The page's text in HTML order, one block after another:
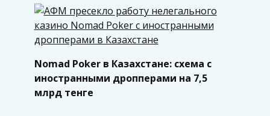
Nomad Poker в Казахстане: схема с
иностранными дропперами на 7,5
млрд тенге